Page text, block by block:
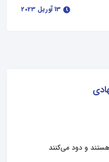
و دود می‌کنند